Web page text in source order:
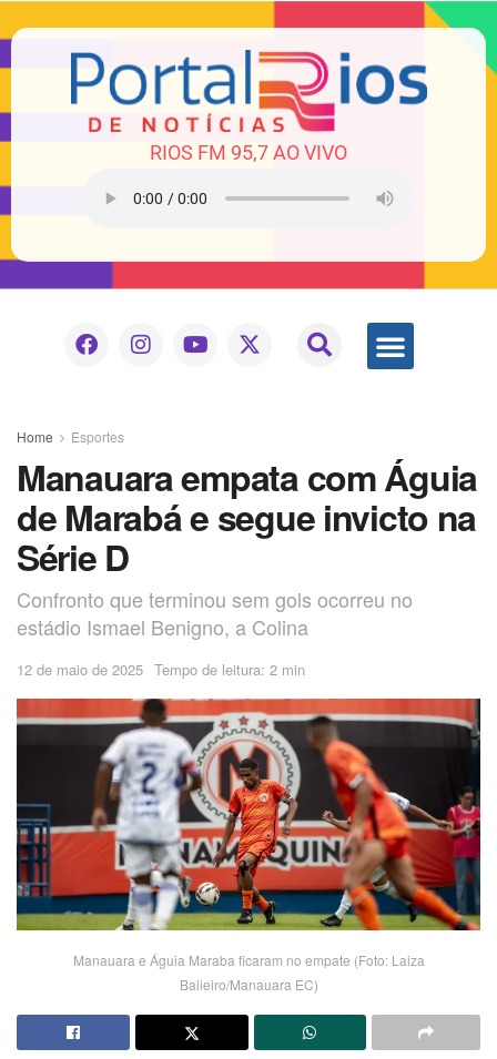
RIOS FM 95,7 AO VIVO
Home Esportes
Manauara empata com Águia
de Marabá e segue invicto na
Série D
Confronto que terminou sem gols ocorreu no
estádio Ismael Benigno, a Colina
12 de maio de 2025 Tempo de leitura: 2 min
Manauara e Águia Maraba ficaram no empate (Foto: Laiza
Balieiro/Manauara EC)